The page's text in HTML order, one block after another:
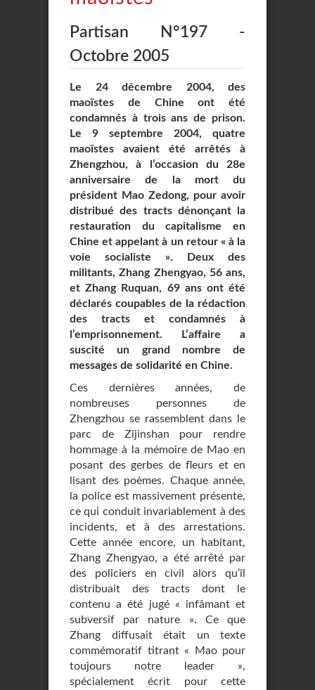
Partisan N°197 -
Octobre 2005
Le 24 décembre 2004, des
maoïstes de Chine ont été
condamnés à trois ans de prison.
Le 9 septembre 2004, quatre
maoïstes avaient été arrêtés à
Zhengzhou, à l’occasion du 28e
anniversaire de la mort du
président Mao Zedong, pour avoir
distribué des tracts dénonçant la
restauration du capitalisme en
Chine et appelant à un retour « à la
voie socialiste ». Deux des
militants, Zhang Zhengyao, 56 ans,
et Zhang Ruquan, 69 ans ont été
déclarés coupables de la rédaction
des tracts et condamnés à
l’emprisonnement. L’affaire a
suscité un grand nombre de
messages de solidarité en Chine.
Ces dernières années, de
nombreuses personnes de
Zhengzhou se rassemblent dans le
parc de Zijinshan pour rendre
hommage à la mémoire de Mao en
posant des gerbes de fleurs et en
lisant des poèmes. Chaque année,
la police est massivement présente,
ce qui conduit invariablement à des
incidents, et à des arrestations.
Cette année encore, un habitant,
Zhang Zhengyao, a été arrêté par
des policiers en civil alors qu’il
distribuait des tracts dont le
contenu a été jugé « infâmant et
subversif par nature ». Ce que
Zhang diffusait était un texte
commémoratif titrant « Mao pour
toujours notre leader »,
spécialement écrit pour cette